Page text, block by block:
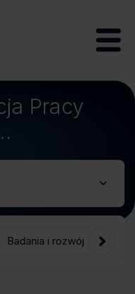
Pracy
Badania i rozwój